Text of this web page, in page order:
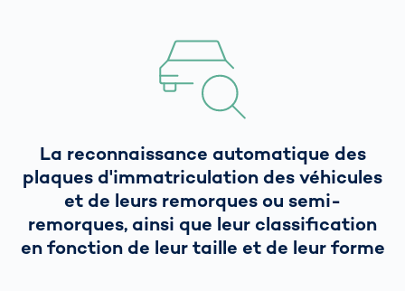
La reconnaissance automatique des
plaques d'immatriculation des véhicules
et de leurs remorques ou semi-
remorques, ainsi que leur classification
en fonction de leur taille et de leur forme